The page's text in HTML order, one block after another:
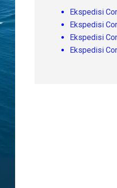
Ekspedisi
Ekspedisi
Ekspedisi
Ekspedisi